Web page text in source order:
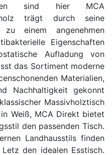
sind hier MCA
trägt durch seine
zu einem angenehmen
Eigenschaften
Aufladung von
das Sortiment moderne
Materialien,
Nachhaltigkeit gekonnt
Massivholztisch
Weiß, MCA Direkt bietet
den passenden Tisch.
Landhausstils finden
den idealen Esstisch.